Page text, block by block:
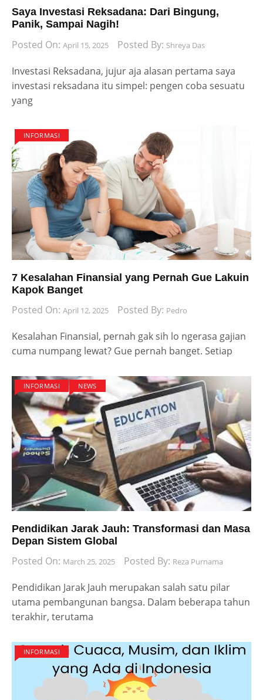
Saya Investasi Reksadana: Dari Bingung,
Panik, Sampai Nagih!
Posted On: April 15, 2025 Posted By: Shreya Das
Investasi Reksadana, jujur aja alasan pertama saya
investasi reksadana itu simpel: pengen coba sesuatu
yang
INFORMASI
7 Kesalahan Finansial yang Pernah Gue Lakuin
Kapok Banget
Posted On: April 12, 2025 Posted By: Pedro
Kesalahan Finansial, pernah gak sih lo ngerasa gajian
cuma numpang lewat? Gue pernah banget. Setiap
INFORMASI NEWS
Pendidikan Jarak Jauh: Transformasi dan Masa
Depan Sistem Global
Posted On: March 25, 2025 Posted By: Reza Purnama
Pendidikan Jarak Jauh merupakan salah satu pilar
utama pembangunan bangsa. Dalam beberapa tahun
terakhir, terutama
INFORMASI